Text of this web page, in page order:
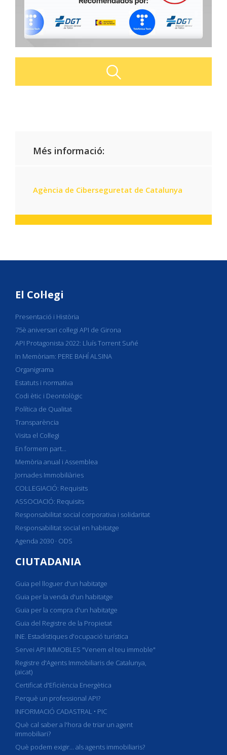
Més informació:
Agència de Ciberseguretat de Catalunya
El Col·legi
Presentació i Història
75è aniversari col·legi API de Girona
API Protagonista 2022: Lluís Torrent Suñé
In Memòriam: PERE BAHÍ ALSINA
Organigrama
Estatuts i normativa
Codi ètic i Deontològic
Política de Qualitat
Transparència
Visita el Col·legi
En formem part...
Memòria anual i Assemblea
Jornades Immobiliàries
COL·LEGIACIÓ: Requisits
ASSOCIACIÓ: Requisits
Responsabilitat social corporativa i solidaritat
Responsabilitat social en habitatge
Agenda 2030 · ODS
CIUTADANIA
Guia pel lloguer d'un habitatge
Guia per la venda d'un habitatge
Guia per la compra d'un habitatge
Guia del Registre de la Propietat
INE. Estadístiques d'ocupació turística
Servei API IMMOBLES "Venem el teu immoble"
Registre d'Agents Immobiliaris de Catalunya,
(aicat)
Certificat d'Eficiència Energètica
Perquè un professional API?
INFORMACIÓ CADASTRAL • PIC
Què cal saber a l'hora de triar un agent
immobiliari?
Què podem exigir... als agents immobiliaris?